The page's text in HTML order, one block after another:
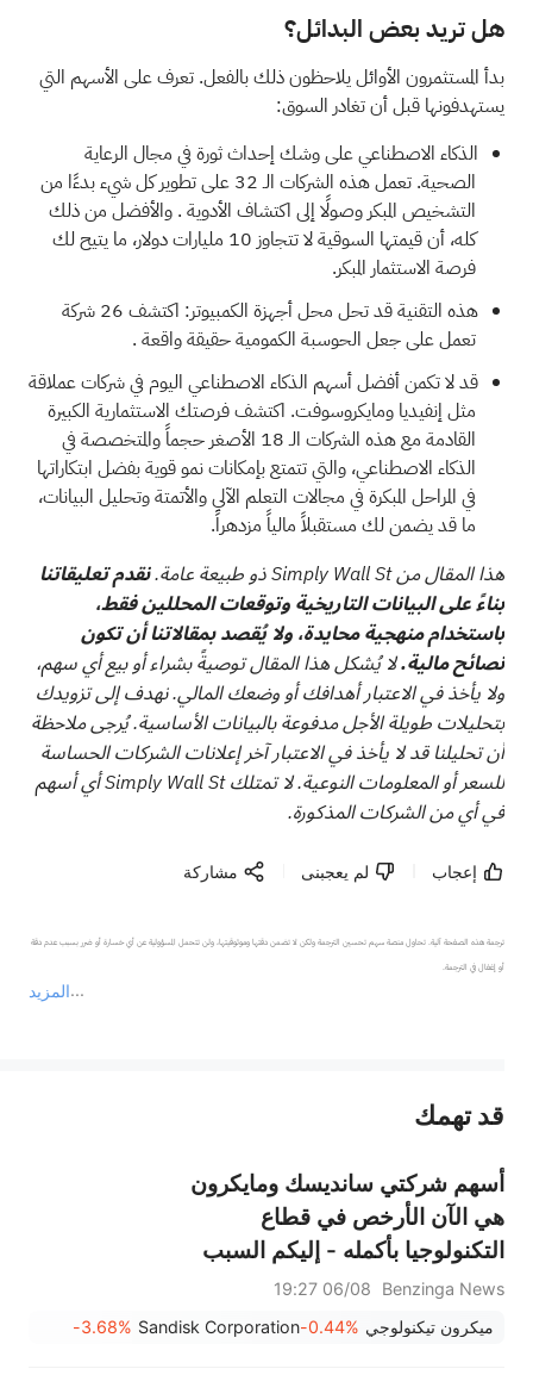
هل تريد بعض البدائل؟
بدأ المستثمرون الأوائل يلاحظون ذلك بالفعل. تعرف على الأسهم التي
يستهدفونها قبل أن تغادر السوق:
الذكاء الاصطناعي على وشك إحداث ثورة في مجال الرعاية
الصحية.
تعمل هذه الشركات الـ 32 على تطوير كل شيء بدءًا من
التشخيص المبكر وصولًا إلى اكتشاف الأدوية. والأفضل من ذلك
كله، أن قيمتها السوقية لا تتجاوز 10 مليارات دولار، ما يتيح لك
فرصة الاستثمار المبكر.
هذه التقنية قد تحل محل أجهزة الكمبيوتر: اكتشف
26 شركة
تعمل على جعل الحوسبة الكمومية حقيقة واقعة.
قد لا تكمن أفضل أسهم الذكاء الاصطناعي اليوم في شركات عملاقة
مثل إنفيديا ومايكروسوفت. اكتشف فرصتك الاستثمارية الكبيرة
القادمة مع هذه
الشركات الـ 18 الأصغر حجماً والمتخصصة في
الذكاء الاصطناعي، والتي تتمتع بإمكانات نمو قويةبفضل ابتكاراتها
في المراحل المبكرة في مجالات التعلم الآلي والأتمتة وتحليل البيانات،
ما قد يضمن لك مستقبلاً مالياً مزدهراً.
هذا المقال من Simply Wall St ذو طبيعة عامة.
نقدم تعليقاتنا
بناءً على البيانات التاريخية وتوقعات المحللين فقط،
باستخدام منهجية محايدة، ولا يُقصد بمقالاتنا أن تكون
نصائح مالية.لا يُشكل هذا المقال توصيةً بشراء أو بيع أي سهم،
ولا يأخذ في الاعتبار أهدافك أو وضعك المالي. نهدف إلى تزويدك
بتحليلات طويلة الأجل مدفوعة بالبيانات الأساسية. يُرجى ملاحظة
أن تحليلنا قد لا يأخذ في الاعتبار آخر إعلانات الشركات الحساسة
للسعر أو المعلومات النوعية. لا تمتلك Simply Wall St أي أسهم
في أي من الشركات المذكورة.
إعجاب لم يعجبنى مشاركة
المزيد
ترجمة هذه الصفحة آلية. تحاول منصة سهم تحسين الترجمة ولكن لا تضمن دقتها وموثوقيتها، ولن تتحمل المسؤولية عن أي خسارة أو ضرر بسبب عدم دقة
أو إغفال في الترجمة.
عند الضرورة، يرجى استشارة مستشار استثمار محترف. لا تقدم منصة سهم أي مشورة استثمارية، ولا تقدم أي التزامات أو ضمانات.
قد تهمك
أسهم شركتي سانديسك ومايكرون
هي الآن الأرخص في قطاع
التكنولوجيا بأكمله - إليكم السبب
Benzinga News
06/08 19:27
ميكرون تيكنولوجي -0.44%
Sandisk Corporation
-3.68%